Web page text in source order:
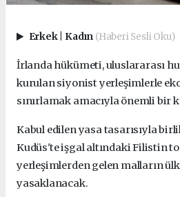
Erkek Kadın (Haberi Sesli Oku)
İrlanda hükümeti, uluslararası
kurulan siyonist yerleşimlerle
sınırlamak amacıyla önemli bir
Kabul edilen yasa tasarısıyla
Kudüs'te işgal altındaki Filistin
yerleşimlerden gelen malların
yasaklanacak.